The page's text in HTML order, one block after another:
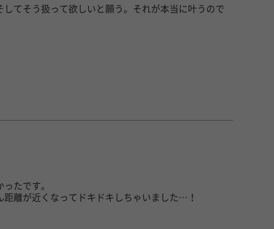
てそう扱って欲しいと願う。それが本当に叶うので
たです。
離が近くなってドキドキしちゃいました…！